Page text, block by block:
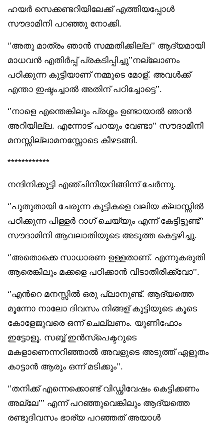
ഹയർ സെക്കണ്ടറിയിലേക്ക് എത്തിയപ്പോൾ
സൗദാമിനി പറഞ്ഞു നോക്കി.
‘’അതു മാത്രം ഞാൻ സമ്മതിക്കില്ല’’ ആദ്യമായി
മാധവൻ എതിർപ്പ് പ്രകടിപ്പിച്ചു’’നല്ലോണം
പഠിക്കുന്ന കുട്ടിയാണ് നമ്മുടെ മോള്. അവൾക്ക്
എന്താ ഇഷ്ടംച്ചാൽ അതിന് പഠിച്ചോട്ടെ’’.
‘’നാളെ എന്തെങ്കിലും പ്രശ്നം ഉണ്ടായാൽ ഞാൻ
അറിയില്ല. എന്നോട് പറയും വേണ്ടാ’’ സൗദാമിനി
മനസ്സില്ലാമനസ്സോടെ കീഴടങ്ങി.
************
നന്ദിനിക്കുട്ടി എഞ്ചിനീയറിങ്ങിന്ന് ചേർന്നു.
‘’പുതുതായി ചേരുന്ന കുട്ടികളെ വലിയ ക്ലാസ്സിൽ
പഠിക്കുന്ന പിള്ളർ റാഗ് ചെയ്യും എന്ന് കേട്ടിട്ടുണ്ട്’’
സൗദാമിനി ആവലാതിയുടെ അടുത്ത കെട്ടഴിച്ചു.
‘’അതൊക്കെ സാധാരണ ഉള്ളതാണ്. എന്നുകരുതി
ആരെങ്കിലും മക്കളെ പഠിക്കാൻ വിടാതിരിക്ക്വോ’’.
‘’എൻറെ മനസ്സിൽ ഒരു പ്ലാനുണ്ട്. ആദ്യത്തെ
മൂന്നോ നാലോ ദിവസം നിങ്ങള് കുട്ടിയുടെ കൂടെ
കോളേജുവരെ ഒന്ന് ചെല്ലണം. യൂണിഫോം
ഇട്ടോളൂ. സബ്ബ് ഇൻസ്പെക്ടറുടെ
മകളാണെന്നറിഞ്ഞാൽ അവളുടെ അടുത്ത് ഏളുതം
കാട്ടാൻ ആരും ഒന്ന് മടിക്കും’’.
‘’തനിക്ക് എന്നെക്കൊണ്ട് വിഡ്ഢിവേഷം കെട്ടിക്കണം
അല്ലേ’’’ എന്ന് പറഞ്ഞുവെങ്കിലും ആദ്യത്തെ
രണ്ടുദിവസം ഭാര്യ പറഞ്ഞത് അയാൾ